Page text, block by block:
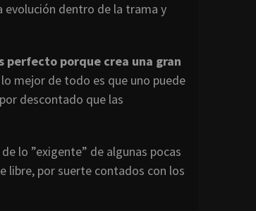
evolución dentro de la trama y
perfecto porque crea una gran
mejor de todo es que uno puede
descontado que las
lo ”exigente” de algunas pocas
libre, por suerte contados con los